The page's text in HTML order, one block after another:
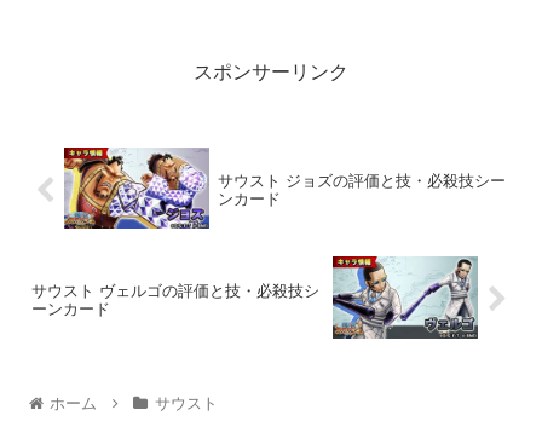
スポンサーリンク
サウスト ジョズの評価と技・必殺技シー
ンカード
サウスト ヴェルゴの評価と技・必殺技シ
ーンカード
ホーム サウスト